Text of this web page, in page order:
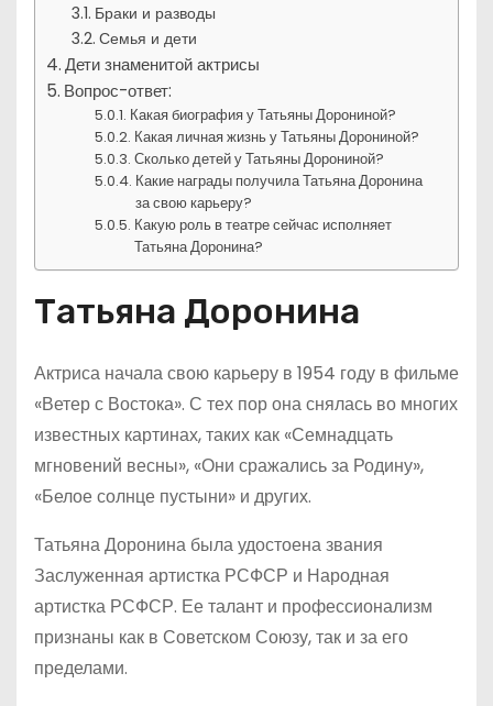
Браки и разводы
Семья и дети
Дети знаменитой актрисы
Вопрос-ответ:
Какая биография у Татьяны Дорониной?
Какая личная жизнь у Татьяны Дорониной?
Сколько детей у Татьяны Дорониной?
Какие награды получила Татьяна Доронина
за свою карьеру?
Какую роль в театре сейчас исполняет
Татьяна Доронина?
Татьяна Доронина
Актриса начала свою карьеру в 1954 году в фильме
«Ветер с Востока». С тех пор она снялась во многих
известных картинах, таких как «Семнадцать
мгновений весны», «Они сражались за Родину»,
«Белое солнце пустыни» и других.
Татьяна Доронина была удостоена звания
Заслуженная артистка РСФСР и Народная
артистка РСФСР. Ее талант и профессионализм
признаны как в Советском Союзу, так и за его
пределами.